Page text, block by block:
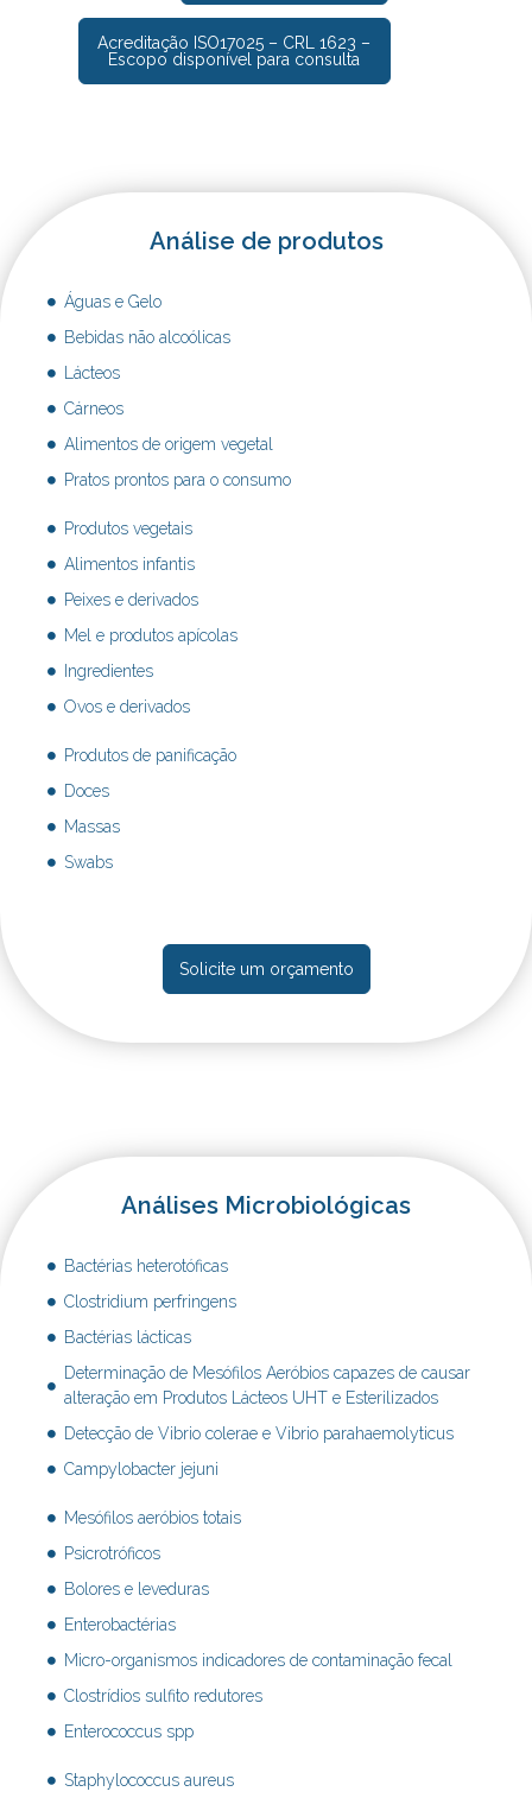
Acreditação ISO17025 – CRL 1623 –
Escopo disponível para consulta
Análise de produtos
Águas e Gelo
Bebidas não alcoólicas
Lácteos
Cárneos
Alimentos de origem vegetal
Pratos prontos para o consumo
Produtos vegetais
Alimentos infantis
Peixes e derivados
Mel e produtos apícolas
Ingredientes
Ovos e derivados
Produtos de panificação
Doces
Massas
Swabs
Solicite um orçamento
Análises Microbiológicas
Bactérias heterotóficas
Clostridium perfringens
Bactérias lácticas
Determinação de Mesófilos Aeróbios capazes de causar
alteração em Produtos Lácteos UHT e Esterilizados
Detecção de Vibrio colerae e Vibrio parahaemolyticus
Campylobacter jejuni
Mesófilos aeróbios totais
Psicrotróficos
Bolores e leveduras
Enterobactérias
Micro-organismos indicadores de contaminação fecal
Clostrídios sulfito redutores
Enterococcus spp
Staphylococcus aureus